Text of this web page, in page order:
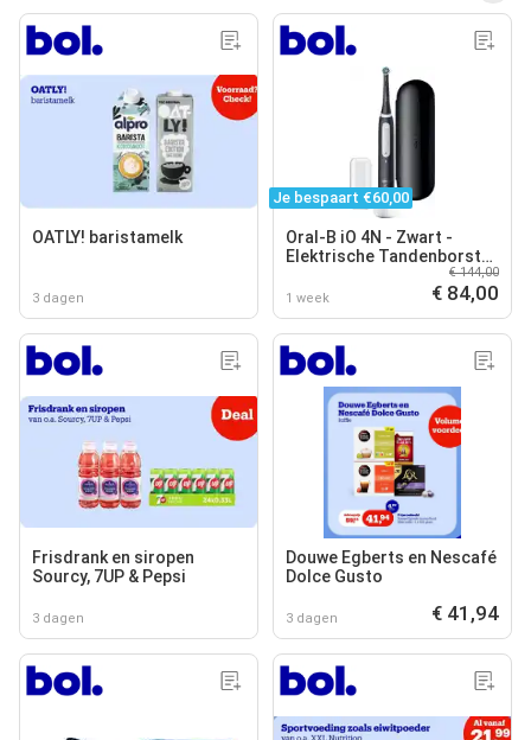
OATLY! baristamelk
3 dagen
Je bespaart €60,00
Oral-B iO 4N - Zwart -
Elektrische Tandenborstel
- Ontworpen Door Braun
1 week
€ 144,00
€ 84,00
Frisdrank en siropen
Sourcy, 7UP & Pepsi
3 dagen
Douwe Egberts en Nescafé
Dolce Gusto
3 dagen € 41,94